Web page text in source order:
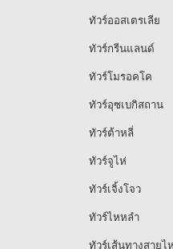
ทัวร์ออสเตรเลีย
ทัวร์กรีนแลนด์
ทัวร์โมรอคโค
ทัวร์อุซเบกิสถาน
ทัวร์ต้าหลี่
ทัวร์จูไห่
ทัวร์เจิ้งโจว
ทัวร์ไหหลำ
ทัวร์เส้นทางสายไ